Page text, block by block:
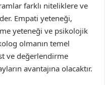
farklı niteliklere ve
Empati yeteneği,
yeteneği ve psikolojik
olmanın temel
ve değerlendirme
avantajına olacaktır.